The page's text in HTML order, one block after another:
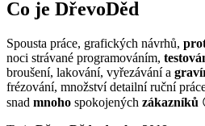
Co je DřevoDěd
Spousta práce, grafických návrhů,
noci strávané programováním,
broušení, lakování, vyřezávání a
frézování, množství detailní ruční
snad mnoho spokojených zákazníků